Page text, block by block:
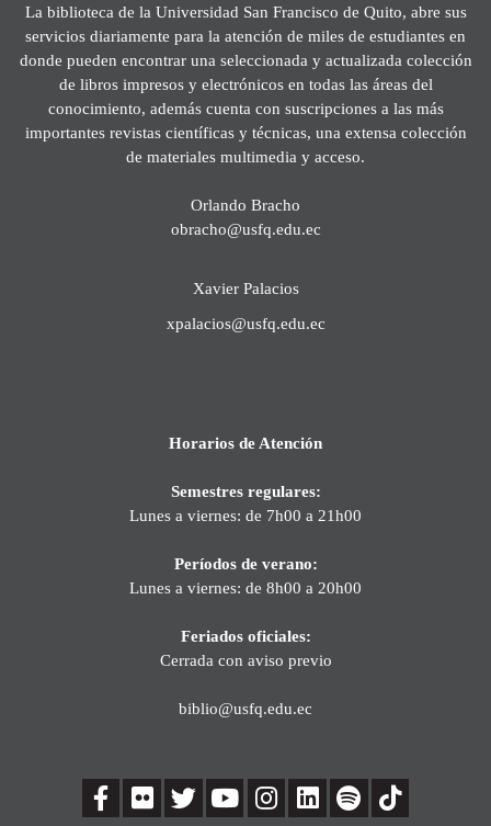
La biblioteca de la Universidad San Francisco de Quito, abre sus
servicios diariamente para la atención de miles de estudiantes en
donde pueden encontrar una seleccionada y actualizada colección
de libros impresos y electrónicos en todas las áreas del
conocimiento, además cuenta con suscripciones a las más
importantes revistas científicas y técnicas, una extensa colección
de materiales multimedia y acceso.
Orlando Bracho
obracho@usfq.edu.ec
Xavier Palacios
xpalacios@usfq.edu.ec
Horarios de Atención
Semestres regulares:
Lunes a viernes: de 7h00 a 21h00
Períodos de verano:
Lunes a viernes: de 8h00 a 20h00
Feriados oficiales:
Cerrada con aviso previo
biblio@usfq.edu.ec